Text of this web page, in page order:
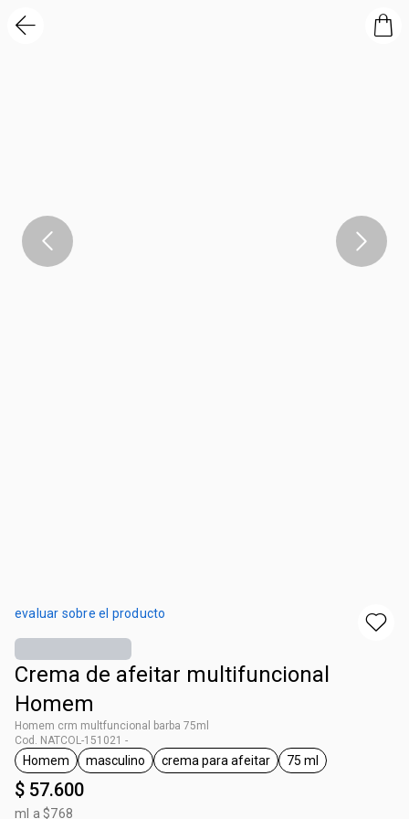
evaluar sobre el producto
Crema de afeitar multifuncional
Homem
Homem crm multfuncional barba 75ml
Cod. NATCOL-151021 -
general.tag Homem
Homem
general.tag masculino
masculino
general.tag crema para afeitar
crema para afeitar
general.tag 75 ml
75 ml
$ 57.600
ml a $768